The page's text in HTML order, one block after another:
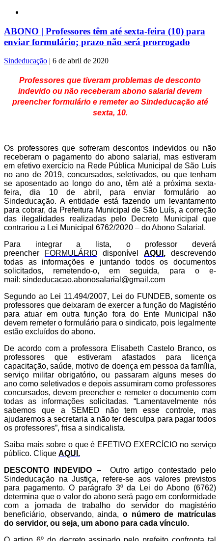
ABONO | Professores têm até sexta-feira (10) para
enviar formulário; prazo não será prorrogado
Sindeducação | 6 de abril de 2020
Professores que tiveram problemas de desconto
indevido ou não receberam abono salarial devem
preencher formulário e remeter ao Sindeducação até
sexta, 10.
Os professores que sofreram descontos indevidos ou não
receberam o pagamento do abono salarial, mas estiveram
em efetivo exercício na Rede Pública Municipal de São Luís
no ano de 2019, concursados, seletivados, ou que tenham
se aposentado ao longo do ano, têm até a próxima sexta-
feira, dia 10 de abril, para enviar formulário ao
Sindeducação. A entidade está fazendo um levantamento
para cobrar, da Prefeitura Municipal de São Luís, a correção
das ilegalidades realizadas pelo Decreto Municipal que
contrariou a Lei Municipal 6762/2020 – do Abono Salarial.
Para integrar a lista, o professor deverá
preencher
FORMULÁRIO disponível AQUI , descrevendo
todas as informações e juntando todos os documentos
solicitados, remetendo-o, em seguida, para o e-
mail: sindeducacao.abonosalarial@gmail.com
Segundo ao Lei 11.494/2007, Lei do FUNDEB, somente os
professores que deixaram de exercer a função do Magistério
para atuar em outra função fora do Ente Municipal não
devem remeter o formulário para o sindicato, pois legalmente
estão excluídos do abono.
De acordo com a professora Elisabeth Castelo Branco, os
professores que estiveram afastados para licença
capacitação, saúde, motivo de doença em pessoa da família,
serviço militar obrigatório, ou passaram alguns meses do
ano como seletivados e depois assumiram como professores
concursados, devem preencher e remeter o documento com
todas as informações solicitadas. “Lamentavelmente nós
sabemos que a SEMED não tem esse controle, mas
ajudaremos a secretaria a não ter desculpa para pagar todos
os professores”, frisa a sindicalista.
Saiba mais sobre o que é EFETIVO EXERCÍCIO no serviço
público. Clique AQUI.
DESCONTO INDEVIDO – Outro artigo contestado pelo
Sindeducação na Justiça, refere-se aos valores previstos
para pagamento. O parágrafo 3º da Lei do Abono (6762)
determina que o valor do abono será pago em conformidade
com a jornada de trabalho do servidor do magistério
beneficiário, observando, ainda, o número de matrículas
do servidor, ou seja, um abono para cada vínculo.